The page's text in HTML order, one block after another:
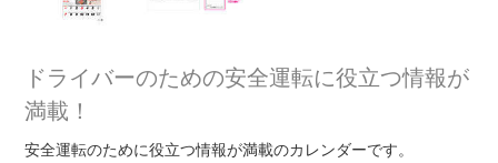
ドライバーのための安全運転に役立つ情報が
満載！
安全運転のために役立つ情報が満載のカレンダーです。